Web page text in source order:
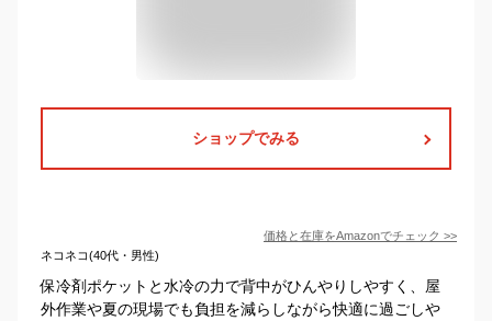
ショップでみる
価格と在庫をAmazonでチェック >>
ネコネコ(40代・男性)
保冷剤ポケットと水冷の力で背中がひんやりしやすく、屋
外作業や夏の現場でも負担を減らしながら快適に過ごしや